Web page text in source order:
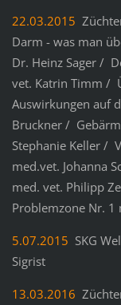
22.03.2015
Darm - was man
Dr. Heinz Sager /
vet. Katrin Timm /
Auswirkungen auf
Bruckner /
Stephanie Keller /
med.vet. Johanna
med. vet. Philipp
Problemzone Nr.
5.07.2015 SKG
Sigrist
13.03.2016